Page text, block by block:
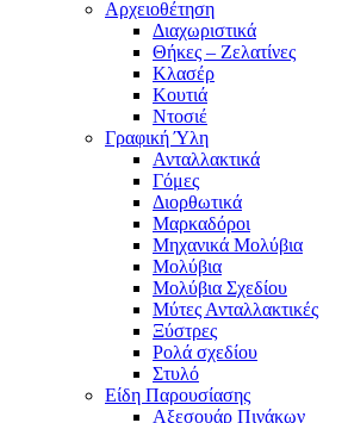
Αρχειοθέτηση
Διαχωριστικά
Θήκες – Ζελατίνες
Κλασέρ
Κουτιά
Ντοσιέ
Γραφική Ύλη
Ανταλλακτικά
Γόμες
Διορθωτικά
Μαρκαδόροι
Μηχανικά Μολύβια
Μολύβια
Μολύβια Σχεδίου
Μύτες Ανταλλακτικές
Ξύστρες
Ρολά σχεδίου
Στυλό
Είδη Παρουσίασης
Αξεσουάρ Πινάκων